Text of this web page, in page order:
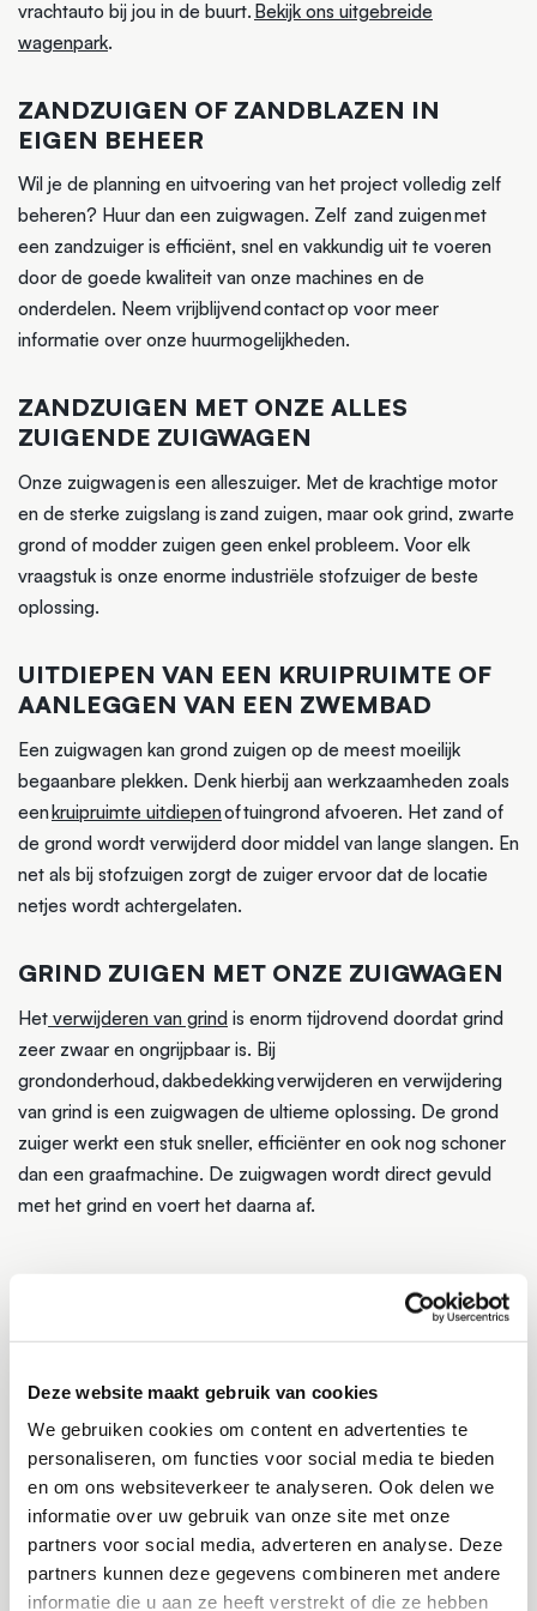
Deze website maakt gebruik van cookies
We gebruiken cookies om content en advertenties te
personaliseren, om functies voor social media te bieden
en om ons websiteverkeer te analyseren. Ook delen we
informatie over uw gebruik van onze site met onze
partners voor social media, adverteren en analyse. Deze
partners kunnen deze gegevens combineren met andere
informatie die u aan ze heeft verstrekt of die ze hebben
vrachtauto bij jou in de buurt. Bekijk ons uitgebreide
wagenpark.
ZANDZUIGEN OF ZANDBLAZEN IN
EIGEN BEHEER
Wil je de planning en uitvoering van het project volledig zelf
beheren? Huur dan een zuigwagen. Zelf zand zuigen met
een zandzuiger is efficiënt, snel en vakkundig uit te voeren
door de goede kwaliteit van onze machines en de
onderdelen. Neem vrijblijvend contact op voor meer
informatie over onze huurmogelijkheden.
ZANDZUIGEN MET ONZE ALLES
ZUIGENDE ZUIGWAGEN
Onze zuigwagen is een alleszuiger. Met de krachtige motor
en de sterke zuigslang is zand zuigen, maar ook grind, zwarte
grond of modder zuigen geen enkel probleem. Voor elk
vraagstuk is onze enorme industriële stofzuiger de beste
oplossing.
UITDIEPEN VAN EEN KRUIPRUIMTE OF
AANLEGGEN VAN EEN ZWEMBAD
Een zuigwagen kan grond zuigen op de meest moeilijk
begaanbare plekken. Denk hierbij aan werkzaamheden zoals
eenkruipruimte uitdiepenof tuingrond afvoeren. Het zand of
de grond wordt verwijderd door middel van lange slangen. En
net als bij stofzuigen zorgt de zuiger ervoor dat de locatie
netjes wordt achtergelaten.
GRIND ZUIGEN MET ONZE ZUIGWAGEN
Het verwijderen van grind is enorm tijdrovend doordat grind
zeer zwaar en ongrijpbaar is. Bij
grondonderhoud, dakbedekking verwijderen en verwijdering
van grind is een zuigwagen de ultieme oplossing. De grond
zuiger werkt een stuk sneller, efficiënter en ook nog schoner
dan een graafmachine. De zuigwagen wordt direct gevuld
met het grind en voert het daarna af.
SAUGBAGGERSALES.COM
Saugbaggersales.com. Wil je meer weten over de
NAAR SAUGBAGGERSALES.COM